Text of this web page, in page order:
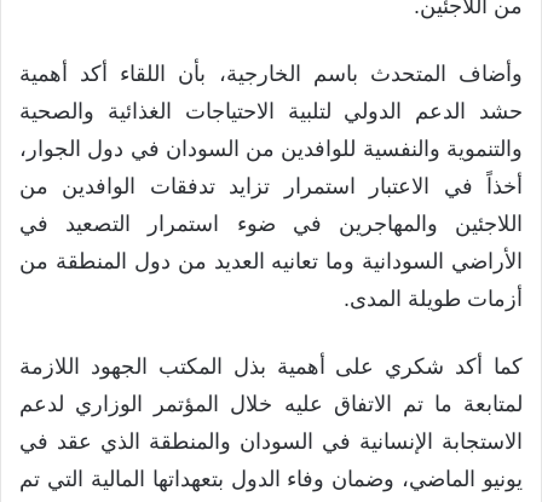
من اللاجئين.
وأضاف المتحدث باسم الخارجية، بأن اللقاء أكد أهمية
حشد الدعم الدولي لتلبية الاحتياجات الغذائية والصحية
والتنموية والنفسية للوافدين من السودان في دول الجوار،
أخذاً في الاعتبار استمرار تزايد تدفقات الوافدين من
اللاجئين والمهاجرين في ضوء استمرار التصعيد في
الأراضي السودانية وما تعانيه العديد من دول المنطقة من
أزمات طويلة المدى.
كما أكد شكري على أهمية بذل المكتب الجهود اللازمة
لمتابعة ما تم الاتفاق عليه خلال المؤتمر الوزاري لدعم
الاستجابة الإنسانية في السودان والمنطقة الذي عقد في
يونيو الماضي، وضمان وفاء الدول بتعهداتها المالية التي تم